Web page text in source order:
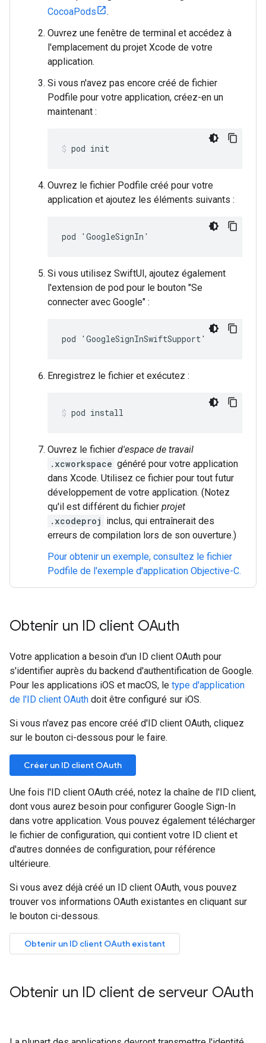
CocoaPods
.
Ouvrez une fenêtre de terminal et accédez à
l'emplacement du projet Xcode de votre
application.
Si vous n'avez pas encore créé de fichier
Podfile pour votre application, créez-en un
maintenant :
pod init
Ouvrez le fichier Podfile créé pour votre
application et ajoutez les éléments suivants :
pod 'GoogleSignIn'
Si vous utilisez SwiftUI, ajoutez également
l'extension de pod pour le bouton "Se
connecter avec Google" :
pod 'GoogleSignInSwiftSupport'
Enregistrez le fichier et exécutez :
pod install
Ouvrez le fichier d'espace de travail
.xcworkspace généré pour votre application
dans Xcode. Utilisez ce fichier pour tout futur
développement de votre application. (Notez
qu'il est différent du fichier projet
.xcodeproj inclus, qui entraînerait des
erreurs de compilation lors de son ouverture.)
Pour obtenir un exemple, consultez le fichier
Podfile de l'exemple d'application Objective-C.
Obtenir un ID client OAuth
Votre application a besoin d'un ID client OAuth pour
s'identifier auprès du backend d'authentification de Google.
Pour les applications iOS et macOS, le type d'application
de l'ID client OAuth doit être configuré sur iOS.
Si vous n'avez pas encore créé d'ID client OAuth, cliquez
sur le bouton ci-dessous pour le faire.
Créer un ID client OAuth
Une fois l'ID client OAuth créé, notez la chaîne de l'ID client,
dont vous aurez besoin pour configurer Google Sign-In
dans votre application. Vous pouvez également télécharger
le fichier de configuration, qui contient votre ID client et
d'autres données de configuration, pour référence
ultérieure.
Si vous avez déjà créé un ID client OAuth, vous pouvez
trouver vos informations OAuth existantes en cliquant sur
le bouton ci-dessous.
Obtenir un ID client OAuth existant
Obtenir un ID client de serveur OAuth